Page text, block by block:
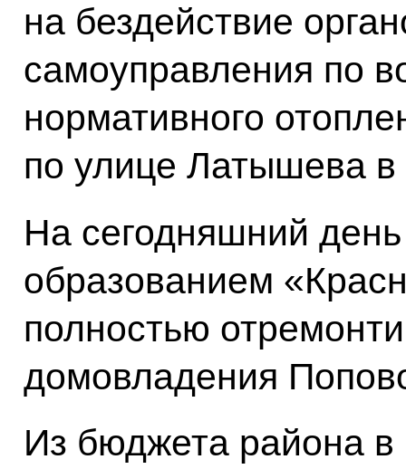
на бездействие
самоуправления по
нормативного
по улице Латышева в
На сегодняшний
образованием
полностью
домовладения
Из бюджета района